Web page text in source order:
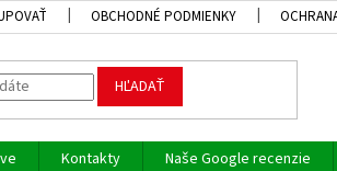
OBCHODNÉ PODMIENKY
HĽADAŤ
Kontakty Naše Google recenzie